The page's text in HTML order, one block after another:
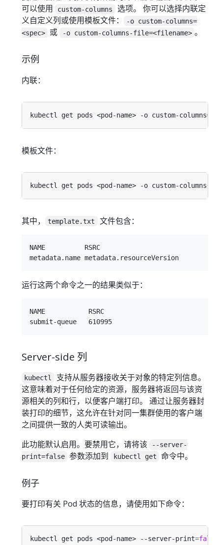
可以使用
custom-columns
选项。 你可以选择内联定
义自定义列或使用模板文件：
-o custom-columns=
<spec>
或 -o custom-columns-file=<filename> 。
示例
内联：
kubectl get pods <pod-name> -o custom-columns=
模板文件：
kubectl get pods <pod-name> -o custom-columns-
其中， template.txt 文件包含：
NAME          RSRC
运行这两个命令之一的结果类似于：
NAME           RSRC
Server-side 列
kubectl
支持从服务器接收关于对象的特定列信息。
这意味着对于任何给定的资源，服务器将返回与该资
源相关的列和行，以便客户端打印。 通过让服务器封
装打印的细节，这允许在针对同一集群使用的客户端
之间提供一致的人类可读输出。
此功能默认启用。要禁用它，请将该
--server-
print=false 参数添加到 kubectl get 命令中。
例子
要打印有关 Pod 状态的信息，请使用如下命令：
kubectl get pods <pod-name> --server-print=false